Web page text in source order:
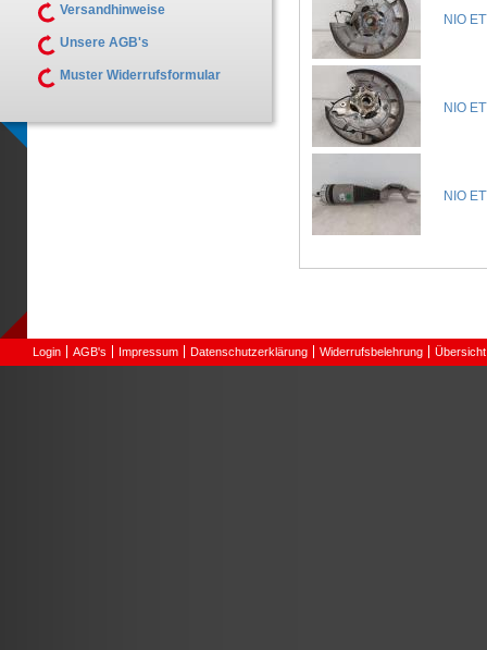
NIO
NIO
NIO
Versandhinweise
Unsere AGB's
Muster Widerrufsformular
Login AGB's Impressum Datenschutzerklärung Widerrufsbelehrung